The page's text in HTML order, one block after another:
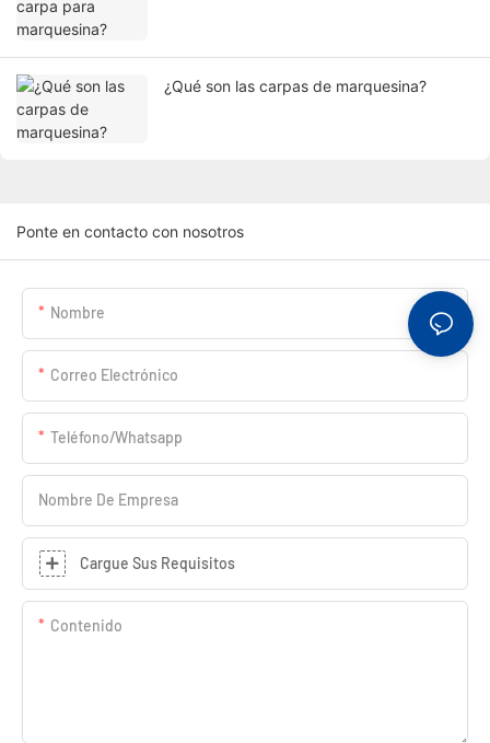
¿Qué son las carpas de marquesina?
Ponte en contacto con nosotros
Nombre
Correo Electrónico
Teléfono/whatsapp
Nombre De Empresa
Cargue Sus Requisitos
Contenido